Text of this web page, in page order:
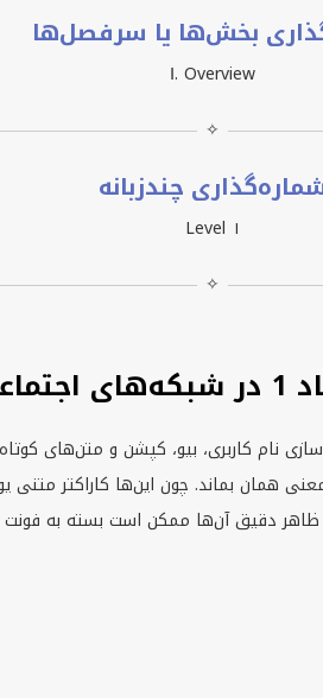
بخش‌ها یا سرفصل‌ها
Ⅰ. Overview
✧
چندزبانه
Level ١
✧
1 زیاد برای شخصی‌سازی نام کاربری، بیو، کپشن و
عوض کنید ولی معنی همان بماند. چون این‌ها کاراکتر
ظاهر دقیق آن‌ها ممکن است بسته به